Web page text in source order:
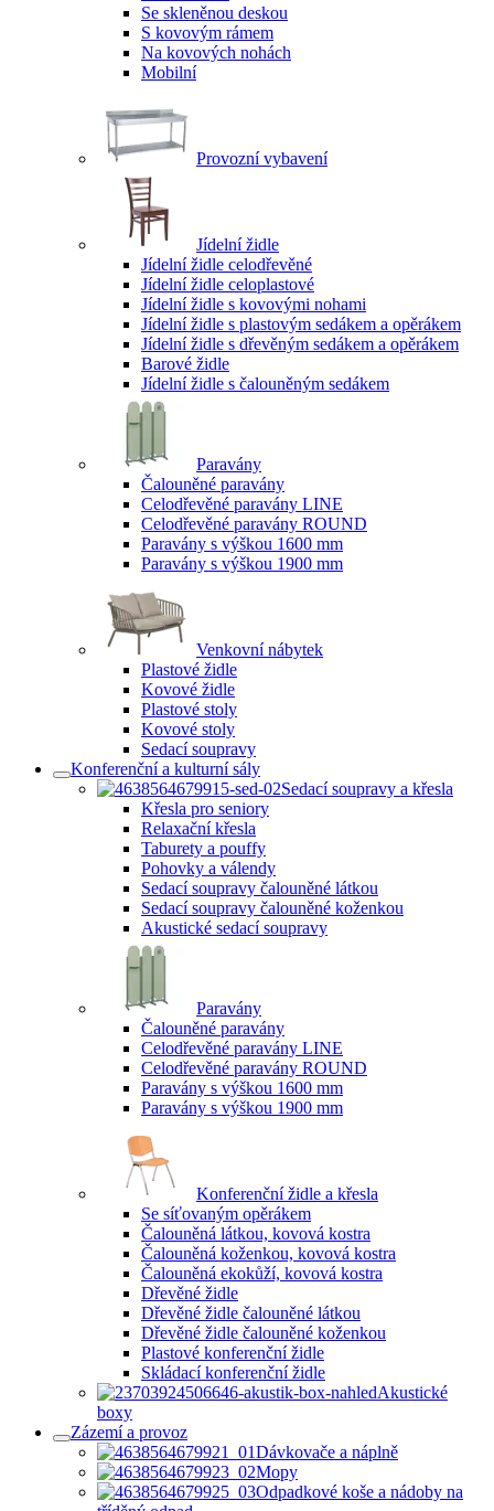
Se skleněnou deskou
S kovovým rámem
Na kovových nohách
Mobilní
Provozní vybavení
Jídelní židle
Jídelní židle celodřevěné
Jídelní židle celoplastové
Jídelní židle s kovovými nohami
Jídelní židle s plastovým sedákem a opěrákem
Jídelní židle s dřevěným sedákem a opěrákem
Barové židle
Jídelní židle s čalouněným sedákem
Paravány
Čalouněné paravány
Celodřevěné paravány LINE
Celodřevěné paravány ROUND
Paravány s výškou 1600 mm
Paravány s výškou 1900 mm
Venkovní nábytek
Plastové židle
Kovové židle
Plastové stoly
Kovové stoly
Sedací soupravy
Konferenční a kulturní sály
Sedací soupravy a křesla
Křesla pro seniory
Relaxační křesla
Taburety a pouffy
Pohovky a válendy
Sedací soupravy čalouněné látkou
Sedací soupravy čalouněné koženkou
Akustické sedací soupravy
Paravány
Čalouněné paravány
Celodřevěné paravány LINE
Celodřevěné paravány ROUND
Paravány s výškou 1600 mm
Paravány s výškou 1900 mm
Konferenční židle a křesla
Se síťovaným opěrákem
Čalouněná látkou, kovová kostra
Čalouněná koženkou, kovová kostra
Čalouněná ekokůží, kovová kostra
Dřevěné židle
Dřevěné židle čalouněné látkou
Dřevěné židle čalouněné koženkou
Plastové konferenční židle
Skládací konferenční židle
Akustické
boxy
Zázemí a provoz
Dávkovače a náplně
Mopy
Odpadkové koše a nádoby na